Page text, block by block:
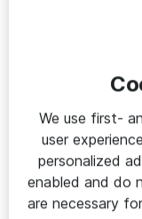
We use first-
user
personalized
enabled and do
are necessary